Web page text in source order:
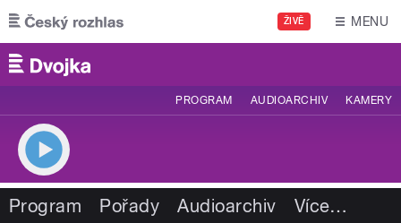
Přejít k hlavnímu obsahu
ŽIVĚ MENU
PROGRAM AUDIOARCHIV KAMERY
Program Pořady Audioarchiv Více…